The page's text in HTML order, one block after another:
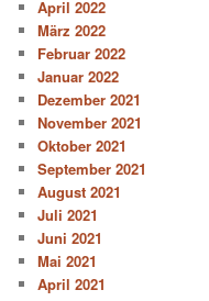
April 2022
März 2022
Februar 2022
Januar 2022
Dezember 2021
November 2021
Oktober 2021
September 2021
August 2021
Juli 2021
Juni 2021
Mai 2021
April 2021